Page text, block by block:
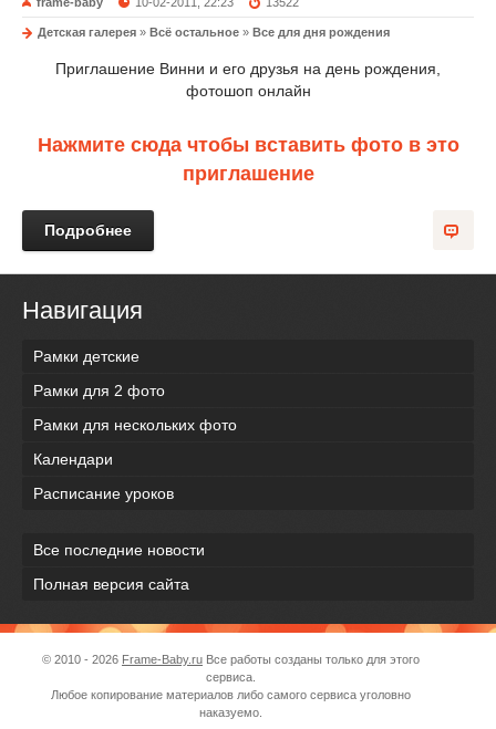
Детская галерея » Всё остальное » Все для дня рождения
Приглашение Винни и его друзья на день рождения,
фотошоп онлайн
Нажмите сюда чтобы вставить фото в это
приглашение
Подробнее
Навигация
Рамки детские
Рамки для 2 фото
Рамки для нескольких фото
Календари
Расписание уроков
Все последние новости
Полная версия сайта
© 2010 - 2026 Frame-Baby.ru Все работы созданы только для этого
сервиса.
Любое копирование материалов либо самого сервиса уголовно
наказуемо.